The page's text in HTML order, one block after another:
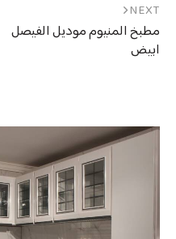
NEXT
مطبخ المنيوم موديل الفيصل
ابيض